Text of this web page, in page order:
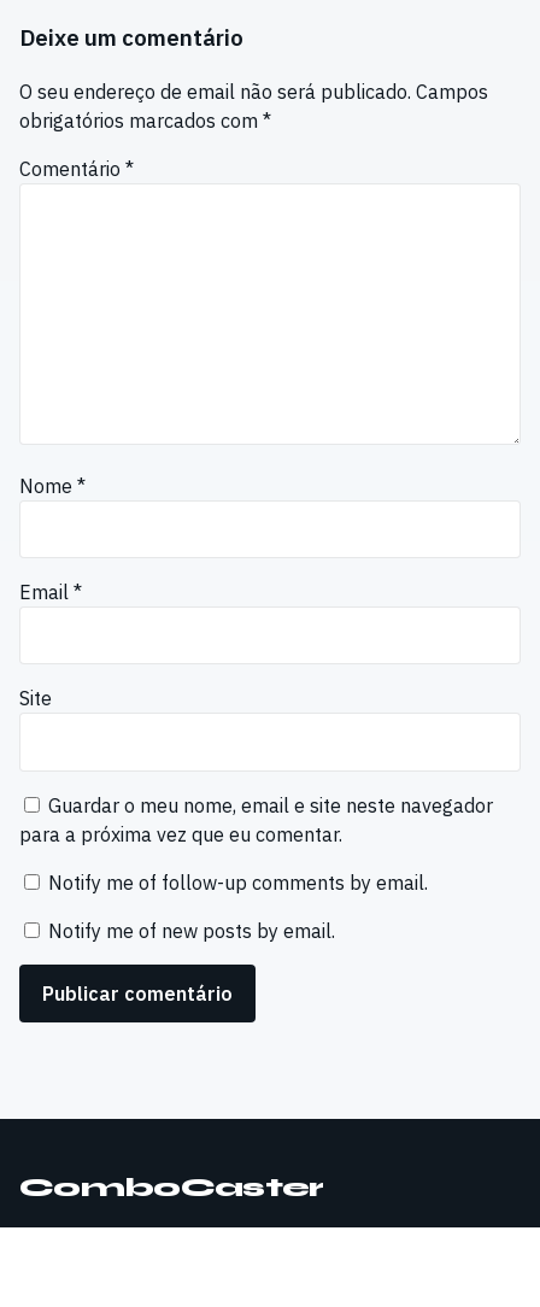
Deixe um comentário
O seu endereço de email não será publicado. Campos
obrigatórios marcados com *
Comentário *
Nome *
Email *
Site
Guardar o meu nome, email e site neste navegador
para a próxima vez que eu comentar.
Notify me of follow-up comments by email.
Notify me of new posts by email.
ComboCaster